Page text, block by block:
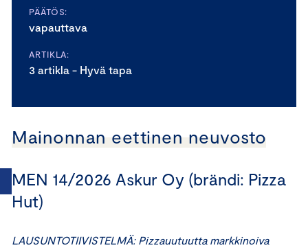
PÄÄTÖS:
vapauttava
ARTIKLA:
3 artikla - Hyvä tapa
Mainonnan eettinen neuvosto
MEN 14/2026 Askur Oy (brändi: Pizza
Hut)
LAUSUNTOTIIVISTELMÄ: Pizzauutuutta markkinoiva